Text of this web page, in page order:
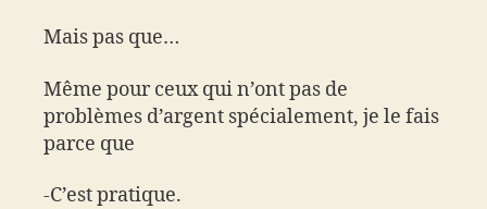
Mais pas que…
Même pour ceux qui n’ont pas de
problèmes d’argent spécialement, je le fais
parce que
-C’est pratique.